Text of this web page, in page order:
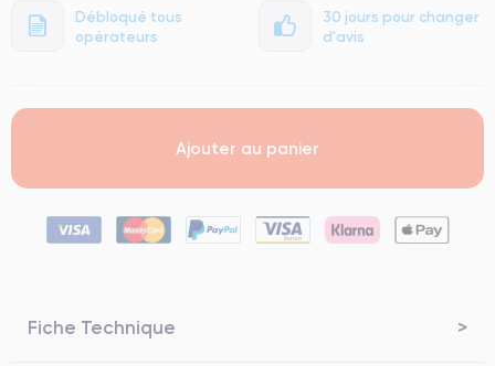
Débloqué tous
opérateurs
30 jours pour changer
d'avis
Ajouter au panier
Fiche Technique